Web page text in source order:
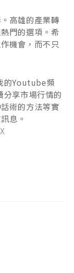
高雄的產業轉
門的選項。希
機會，而不只
的Youtube頻
享市場行情的
術的方法等實
息。